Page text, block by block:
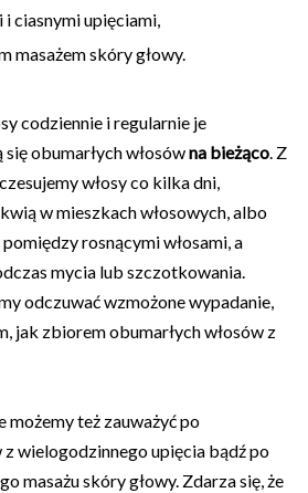
ciasnymi upięciami,
masażem skóry głowy.
codziennie i regularnie je
obumarłych włosówna bieżąco. Z
włosy co kilka dni,
w mieszkach włosowych, albo
rosnącymi włosami, a
mycia lub szczotkowania.
odczuwać wzmożone wypadanie,
jak zbiorem obumarłych włosów z
możemy też zauważyć po
z wielogodzinnego upięcia bądź po
masażu skóry głowy. Zdarza się, że